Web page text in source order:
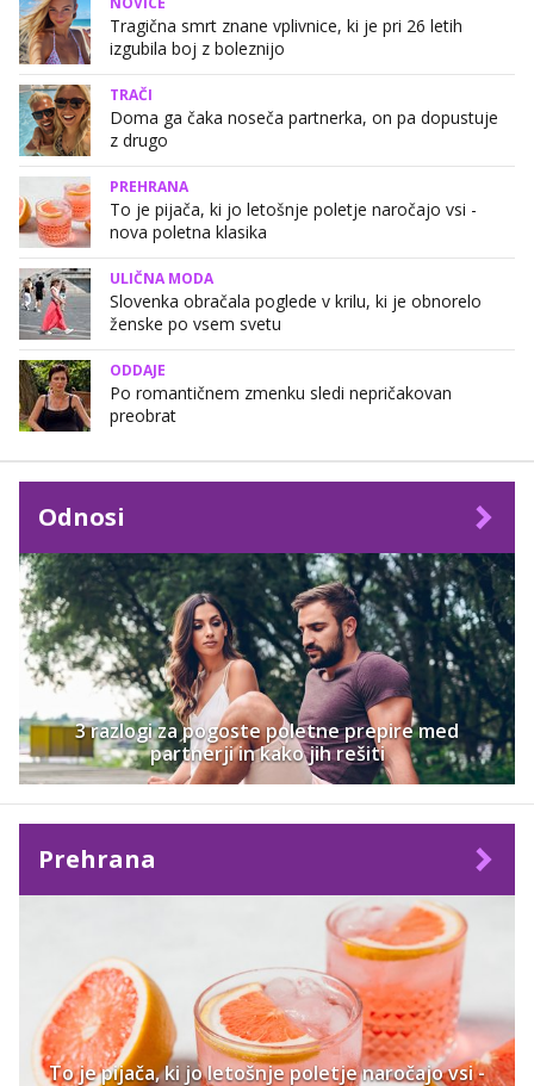
Tragična smrt znane vplivnice, ki je pri 26 letih
izgubila boj z boleznijo
TRAČI
Doma ga čaka noseča partnerka, on pa dopustuje
z drugo
PREHRANA
To je pijača, ki jo letošnje poletje naročajo vsi -
nova poletna klasika
ULIČNA MODA
Slovenka obračala poglede v krilu, ki je obnorelo
ženske po vsem svetu
ODDAJE
Po romantičnem zmenku sledi nepričakovan
preobrat
Odnosi
3 razlogi za pogoste poletne prepire med
partnerji in kako jih rešiti
Prehrana
To je pijača, ki jo letošnje poletje naročajo vsi -